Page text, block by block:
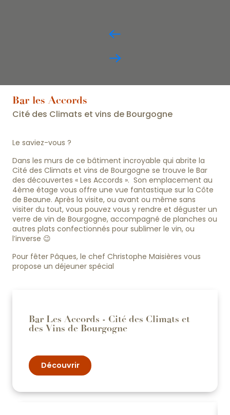
Bar les Accords
Cité des Climats et vins de Bourgogne
Le saviez-vous ?
Dans les murs de ce bâtiment incroyable qui abrite la
Cité des Climats et vins de Bourgogne se trouve le Bar
des découvertes « Les Accords ». Son emplacement au
4ème étage vous offre une vue fantastique sur la Côte
de Beaune. Après la visite, ou avant ou même sans
visiter du tout, vous pouvez vous y rendre et déguster un
verre de vin de Bourgogne, accompagné de planches ou
autres plats confectionnés pour sublimer le vin, ou
l’inverse 😉
Pour fêter Pâques, le chef Christophe Maisières vous
propose un déjeuner spécial
Bar Les Accords - Cité des Climats et
des Vins de Bourgogne
Découvrir